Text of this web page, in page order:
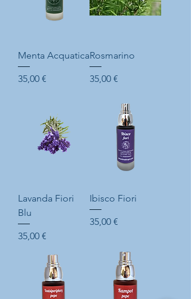
Menta Acquatica
Prix
35,00 €
Rosmarino
Prix
35,00 €
Lavanda Fiori
Blu
Prix
35,00 €
Ibisco Fiori
Prix
35,00 €